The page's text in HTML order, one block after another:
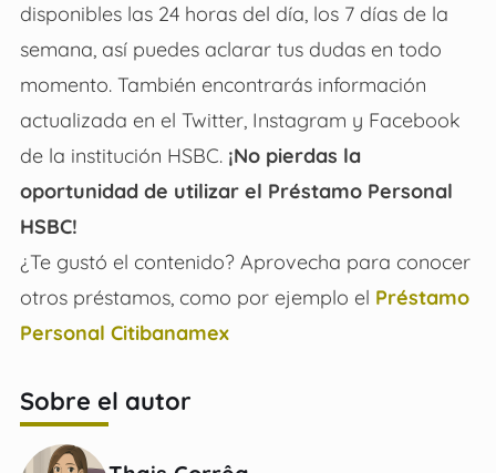
disponibles las 24 horas del día, los 7 días de la
semana, así puedes aclarar tus dudas en todo
momento. También encontrarás información
actualizada en el Twitter, Instagram y Facebook
de la institución HSBC.¡No pierdas la
oportunidad de utilizar el Préstamo Personal
HSBC!
¿Te gustó el contenido? Aprovecha para conocer
otros préstamos, como por ejemplo el Préstamo
Personal Citibanamex
Sobre el autor